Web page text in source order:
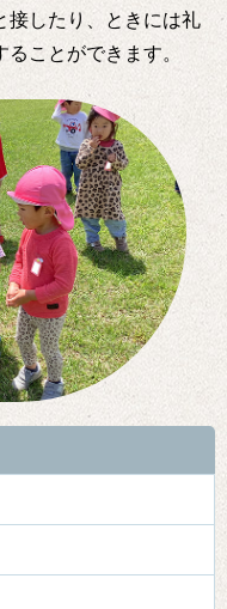
接したり、ときには礼
ことができます。